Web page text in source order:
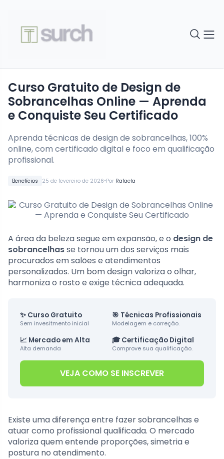
Benefícios 25 de fevereiro de 2026•Por Rafaela
Curso Gratuito de Design de
Sobrancelhas Online — Aprenda
e Conquiste Seu Certificado
Aprenda técnicas de design de sobrancelhas, 100%
online, com certificado digital e foco em qualificação
profissional.
A área da beleza segue em expansão, e o design de
sobrancelhasse tornou um dos serviços mais
procurados em salões e atendimentos
personalizados. Um bom design valoriza o olhar,
harmoniza o rosto e exige técnica adequada.
✨ Curso Gratuito
Sem invesitmento inicial
🎯 Técnicas Profissionais
Modelagem e correção.
📈 Mercado em Alta
Alta demanda
🎓 Certificação Digital
Comprove sua qualificação.
VEJA COMO SE INSCREVER
Existe uma diferença entre fazer sobrancelhas e
atuar como profissional qualificada. O mercado
valoriza quem entende proporções, simetria e
postura no atendimento.